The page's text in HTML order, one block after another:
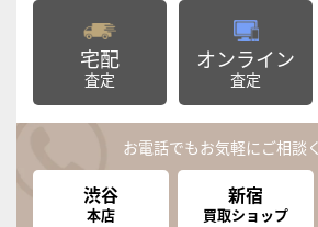
宅配
査定
オンライン
査定
お電話でもお気軽にご相談
渋谷
本店
新宿
買取ショップ